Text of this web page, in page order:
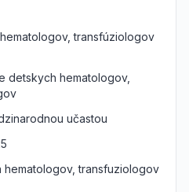
transfúziologov
detskych hematologov,
učastou
hematologov, transfuziologov